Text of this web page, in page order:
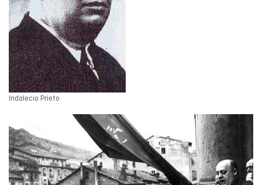
Indalecio Prieto